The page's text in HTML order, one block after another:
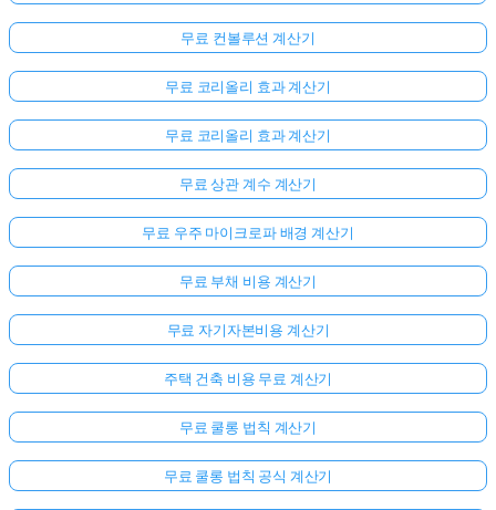
무료 컨볼루션 계산기
무료 코리올리 효과 계산기
무료 코리올리 효과 계산기
무료 상관 계수 계산기
무료 우주 마이크로파 배경 계산기
무료 부채 비용 계산기
무료 자기자본비용 계산기
주택 건축 비용 무료 계산기
무료 쿨롱 법칙 계산기
무료 쿨롱 법칙 공식 계산기